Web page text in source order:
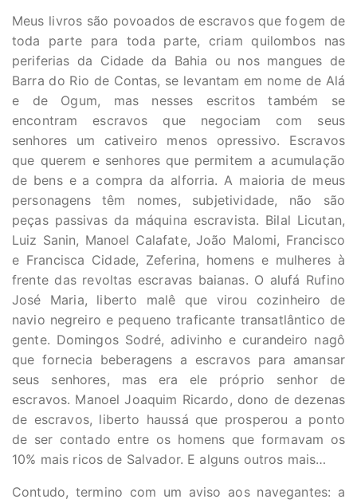
Meus livros são povoados de escravos que fogem de
toda parte para toda parte, criam quilombos nas
periferias da Cidade da Bahia ou nos mangues de
Barra do Rio de Contas, se levantam em nome de Alá
e de Ogum, mas nesses escritos também se
encontram escravos que negociam com seus
senhores um cativeiro menos opressivo. Escravos
que querem e senhores que permitem a acumulação
de bens e a compra da alforria. A maioria de meus
personagens têm nomes, subjetividade, não são
peças passivas da máquina escravista. Bilal Licutan,
Luiz Sanin, Manoel Calafate, João Malomi, Francisco
e Francisca Cidade, Zeferina, homens e mulheres à
frente das revoltas escravas baianas. O alufá Rufino
José Maria, liberto malê que virou cozinheiro de
navio negreiro e pequeno traficante transatlântico de
gente. Domingos Sodré, adivinho e curandeiro nagô
que fornecia beberagens a escravos para amansar
seus senhores, mas era ele próprio senhor de
escravos. Manoel Joaquim Ricardo, dono de dezenas
de escravos, liberto haussá que prosperou a ponto
de ser contado entre os homens que formavam os
10% mais ricos de Salvador. E alguns outros mais…
Contudo, termino com um aviso aos navegantes: a